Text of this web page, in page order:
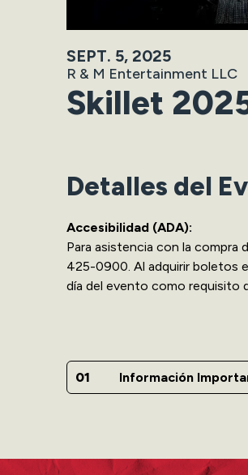
SEPT. 5, 2025
R & M Entertainment LLC
Skillet
Detalles del
Accesibilidad (ADA):
Para asistencia con la compra
425-0900. Al adquirir boletos
día del evento como requisito
Información